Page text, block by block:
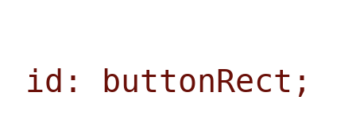
id: buttonRect;